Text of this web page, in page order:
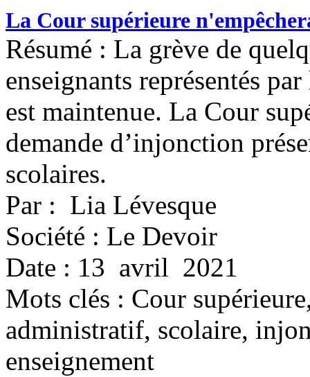
La Cour supérieure
Résumé : La grève de
enseignants représentés
est maintenue. La Cour
demande d’injonction
scolaires.
Par : Lia Lévesque
Société : Le Devoir
Date : 13 avril 2021
Mots clés : Cour
administratif, scolaire,
enseignement